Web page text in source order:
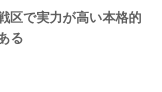
区で実力が高い本格的
る